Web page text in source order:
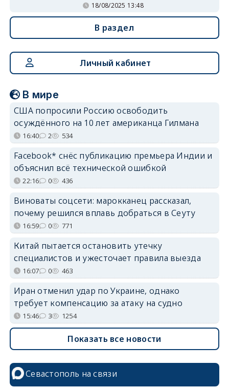
18/08/2025 13:48
В раздел
Личный кабинет
В мире
США попросили Россию освободить
осуждённого на 10 лет американца Гилмана
16:40 2 534
Facebook* снёс публикацию премьера Индии и
объяснил всё технической ошибкой
22:16 0 436
Виноваты соцсети: марокканец рассказал,
почему решился вплавь добраться в Сеуту
16:59 0 771
Китай пытается остановить утечку
специалистов и ужесточает правила выезда
16:07 0 463
Иран отменил удар по Украине, однако
требует компенсацию за атаку на судно
15:46 3 1254
Показать все новости
Севастополь на связи